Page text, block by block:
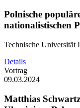
Polnische
nationalistischen
Technische Universität
Details
Vortrag
09.03.2024
Matthias